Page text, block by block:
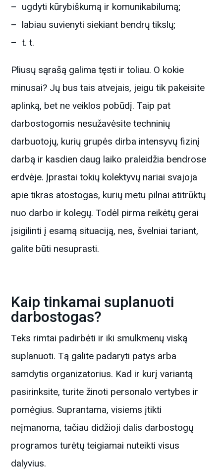
– ugdyti kūrybiškumą ir komunikabilumą;
– labiau suvienyti siekiant bendrų tikslų;
– t. t.
Pliusų sąrašą galima tęsti ir toliau. O kokie
minusai? Jų bus tais atvejais, jeigu tik pakeisite
aplinką, bet ne veiklos pobūdį. Taip pat
darbostogomis nesužavėsite techninių
darbuotojų, kurių grupės dirba intensyvų fizinį
darbą ir kasdien daug laiko praleidžia bendrose
erdvėje. Įprastai tokių kolektyvų nariai svajoja
apie tikras atostogas, kurių metu pilnai atitrūktų
nuo darbo ir kolegų. Todėl pirma reikėtų gerai
įsigilinti į esamą situaciją, nes, švelniai tariant,
galite būti nesuprasti.
Kaip tinkamai suplanuoti
darbostogas?
Teks rimtai padirbėti ir iki smulkmenų viską
suplanuoti. Tą galite padaryti patys arba
samdytis organizatorius. Kad ir kurį variantą
pasirinksite, turite žinoti personalo vertybes ir
pomėgius. Suprantama, visiems įtikti
neįmanoma, tačiau didžioji dalis darbostogų
programos turėtų teigiamai nuteikti visus
dalyvius.